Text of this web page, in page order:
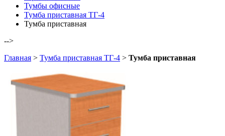
Тумбы офисные
Тумба приставная ТГ-4
Тумба приставная
-->
Главная > Тумба приставная ТГ-4 > Тумба приставная